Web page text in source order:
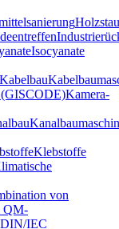
Isocyanate
Kabelbau
(GISCODE)Kamera-
Klebstoffe
von
QM-
DIN/IEC